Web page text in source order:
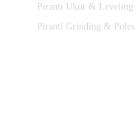
Piranti Ukur & Leveling
Piranti Grinding & Poles